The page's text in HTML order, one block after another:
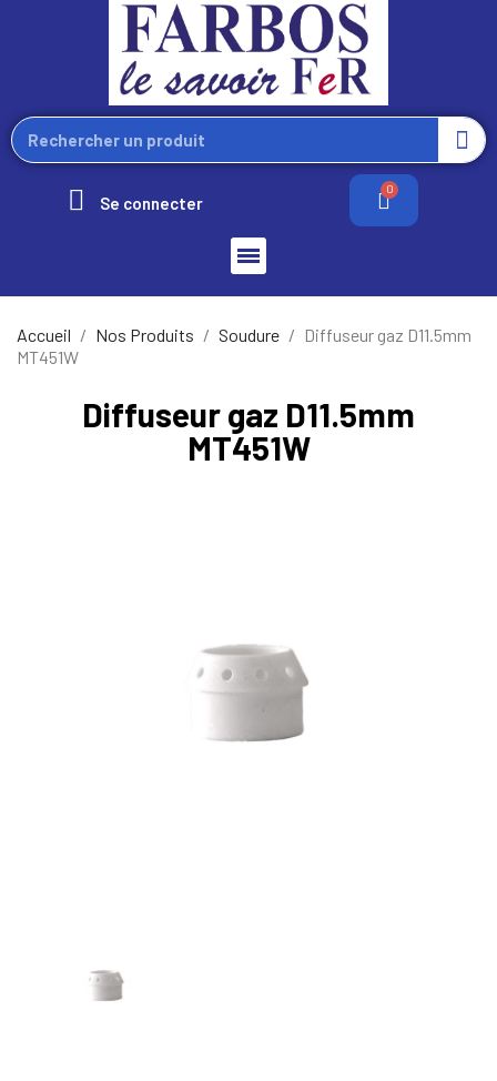
Se connecter
Accueil Nos Produits Soudure
Diffuseur gaz D11.5mm
MT451W
Diffuseur gaz D11.5mm
MT451W